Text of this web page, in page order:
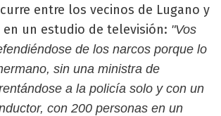
entre los vecinos de Lugano y
un estudio de televisión: "Vos
de los narcos porque lo
sin una ministra de
a la policía solo y con un
con 200 personas en un